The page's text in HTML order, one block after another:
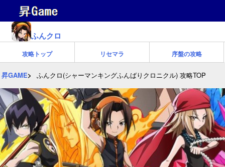
ふんクロ
攻略トップ リセマラ 序盤の攻略
昇GAME ふんクロ(シャーマンキングふんばりクロニクル) 攻略TOP